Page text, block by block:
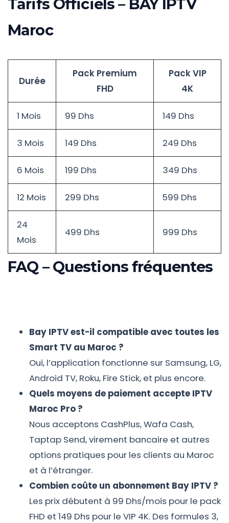
Tarifs Officiels – BAY IPTV
Maroc
Durée
Pack Premium
FHD
Pack VIP
4K
1 Mois 99 Dhs 149 Dhs
3 Mois 149 Dhs 249 Dhs
6 Mois 199 Dhs 349 Dhs
12 Mois 299 Dhs 599 Dhs
24
Mois
499 Dhs 999 Dhs
FAQ – Questions fréquentes
Bay IPTV est-il compatible avec toutes les
Smart TV au Maroc ?
Oui, l’application fonctionne sur Samsung, LG,
Android TV, Roku, Fire Stick, et plus encore.
Quels moyens de paiement accepte IPTV
Maroc Pro ?
Nous acceptons CashPlus, Wafa Cash,
Taptap Send, virement bancaire et autres
options pratiques pour les clients au Maroc
et à l’étranger.
Combien coûte un abonnement Bay IPTV ?
Les prix débutent à 99 Dhs/mois pour le pack
FHD et 149 Dhs pour le VIP 4K. Des formules 3,